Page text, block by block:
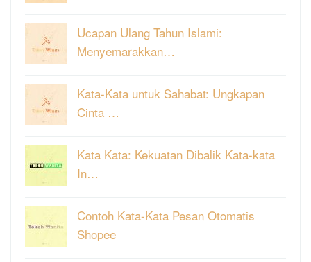
Ucapan Ulang Tahun Islami:
Menyemarakkan…
Kata-Kata untuk Sahabat: Ungkapan
Cinta …
Kata Kata: Kekuatan Dibalik Kata-kata
In…
Contoh Kata-Kata Pesan Otomatis
Shopee